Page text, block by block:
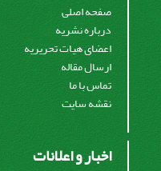
صفحه اصلی
درباره نشریه
اعضای هیات تحریریه
ارسال مقاله
تماس با ما
نقشه سایت
اخبار و اعلانات